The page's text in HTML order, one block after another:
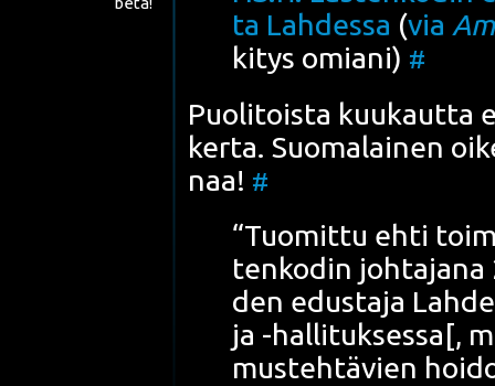
ta Lah­des­sa (via
ki­tys omia­ni) #
Puo­li­tois­ta kuu­kaut­ta
ker­ta. Suo­ma­lai­nen
naa! #
“Tuo­mit­tu ehti
ten­ko­din
den edus­ta­ja
ja -hal­li­tuk­ses­sa[,
mus­teh­tä­vien